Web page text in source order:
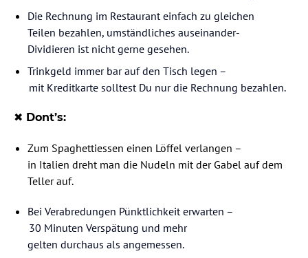
Die Rechnung im Restaurant einfach zu gleichen
Teilen bezahlen, umständliches auseinander-
Dividieren ist nicht gerne gesehen.
Trinkgeld immer bar auf den Tisch legen –
mit Kreditkarte solltest Du nur die Rechnung bezahlen.
✖️ Dont’s:
Zum Spaghettiessen einen Löffel verlangen –
in Italien dreht man die Nudeln mit der Gabel auf dem
Teller auf.
Bei Verabredungen Pünktlichkeit erwarten –
30 Minuten Verspätung und mehr
gelten durchaus als angemessen.